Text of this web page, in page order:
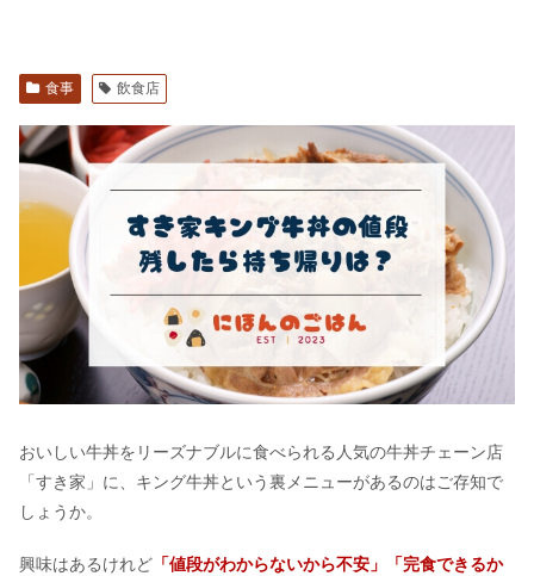
食事 飲食店
おいしい牛丼をリーズナブルに食べられる人気の牛丼チェーン店
「すき家」に、キング牛丼という裏メニューがあるのはご存知で
しょうか。
興味はあるけれど 「値段がわからないから不安」「完食できるか